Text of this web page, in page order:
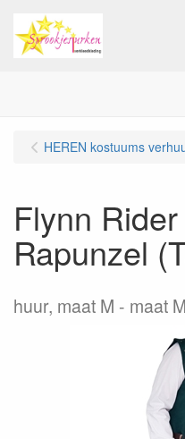
HEREN kostuums
Flynn
Rapunzel
huur, maat M maat M